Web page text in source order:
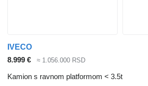
IVECO
8.999 €
≈ 1.056.000 RSD
Kamion s ravnom platformom < 3.5t